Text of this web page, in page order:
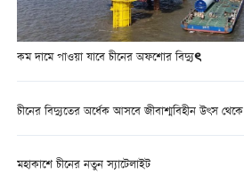
কম দামে পাওয়া যাবে চীনের অফশোর বিদ্যুৎ
চীনের বিদ্যুতের অর্ধেক আসবে জীবাশ্মবিহীন উৎস থেকে
মহাকাশে চীনের নতুন স্যাটেলাইট